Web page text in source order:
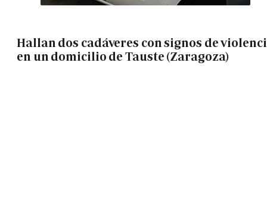
Hallan dos cadáveres con signos de
en un domicilio de Tauste (Zaragoza)